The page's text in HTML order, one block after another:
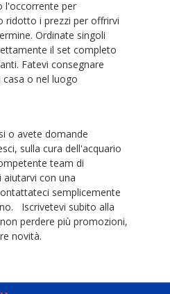
l'occorrente per
ridotto i prezzi per offrirvi
Ordinate singoli
il set completo
Fatevi consegnare
o nel luogo
o avete domande
sulla cura dell'acquario
team di
aiutarvi con una
semplicemente
Iscrivetevi subito alla
perdere più promozioni,
novità.